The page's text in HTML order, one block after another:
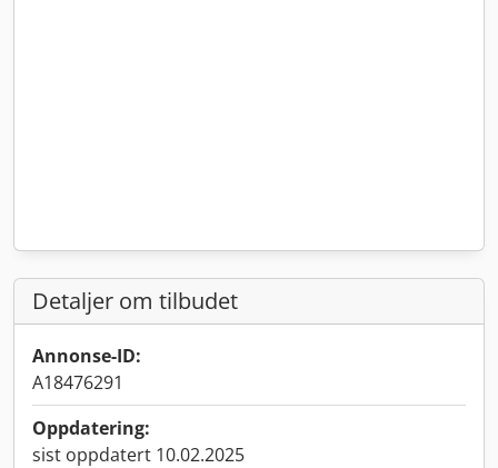
Detaljer om tilbudet
Annonse-ID:
A18476291
Oppdatering:
sist oppdatert 10.02.2025